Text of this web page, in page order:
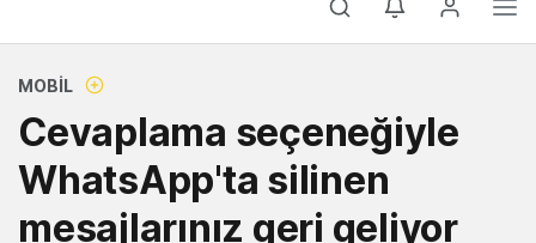
MOBIL
Cevaplama seçeneğiyle
WhatsApp'ta silinen
mesajlarınız geri geliyor